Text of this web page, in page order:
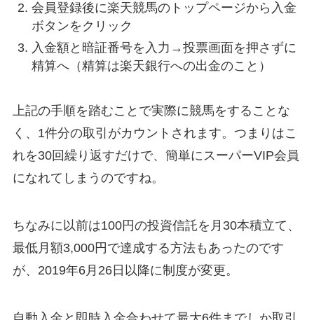
会員登録後に楽天競馬のトップページから入金
ボタンをクリック
入金額と暗証番号を入力→投票画面を押さずに
精算へ（精算は楽天銀行への出金のこと）
上記の手順を踏むことで実際に競馬をすることな
く、1件分の取引がカウントされます。つまりはこ
れを30回繰り返すだけで、簡単にスーパーVIP会員
になれてしまうのですね。
ちなみに以前は100円の投資信託を月30本積立て、
最低月額3,000円で達成する方法もあったのです
が、2019年6月26日以降に制度が変更。